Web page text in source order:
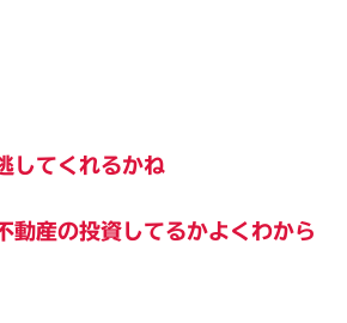
してくれるかね
動産の投資してるかよくわから